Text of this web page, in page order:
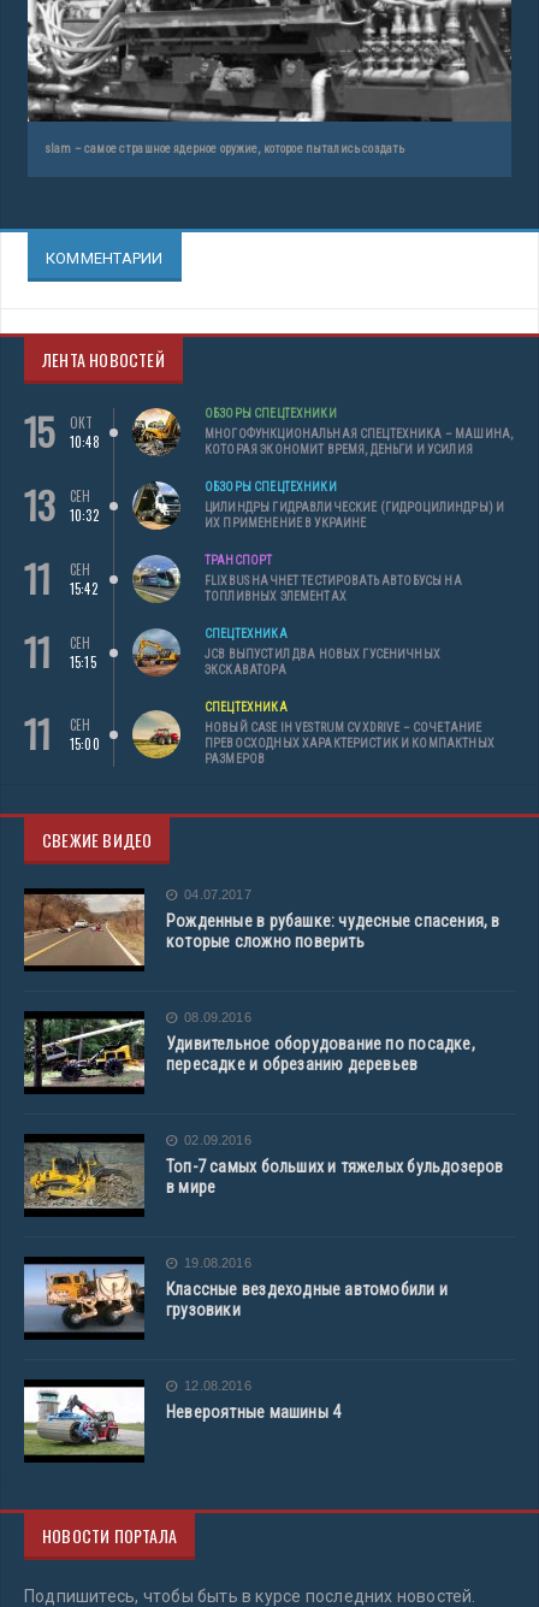
slam – самое страшное ядерное оружие, которое пытались создать
КОММЕНТАРИИ
ЛЕНТА НОВОСТЕЙ
15
ОКТ
10:48
ОБЗОРЫ СПЕЦТЕХНИКИ
МНОГОФУНКЦИОНАЛЬНАЯ СПЕЦТЕХНИКА – МАШИНА,
КОТОРАЯ ЭКОНОМИТ ВРЕМЯ, ДЕНЬГИ И УСИЛИЯ
13
СЕН
10:32
ОБЗОРЫ СПЕЦТЕХНИКИ
ЦИЛИНДРЫ ГИДРАВЛИЧЕСКИЕ (ГИДРОЦИЛИНДРЫ) И
ИХ ПРИМЕНЕНИЕ В УКРАИНЕ
11
СЕН
15:42
ТРАНСПОРТ
FLIXBUS НАЧНЕТ ТЕСТИРОВАТЬ АВТОБУСЫ НА
ТОПЛИВНЫХ ЭЛЕМЕНТАХ
11
СЕН
15:15
СПЕЦТЕХНИКА
JCB ВЫПУСТИЛ ДВА НОВЫХ ГУСЕНИЧНЫХ
ЭКСКАВАТОРА
11
СЕН
15:00
СПЕЦТЕХНИКА
НОВЫЙ CASE IH VESTRUM CVXDRIVE – СОЧЕТАНИЕ
ПРЕВОСХОДНЫХ ХАРАКТЕРИСТИК И КОМПАКТНЫХ
РАЗМЕРОВ
СВЕЖИЕ ВИДЕО
04.07.2017
Рожденные в рубашке: чудесные спасения, в
которые сложно поверить
08.09.2016
Удивительное оборудование по посадке,
пересадке и обрезанию деревьев
02.09.2016
Топ-7 самых больших и тяжелых бульдозеров
в мире
19.08.2016
Классные вездеходные автомобили и
грузовики
12.08.2016
Невероятные машины 4
НОВОСТИ ПОРТАЛА
Подпишитесь, чтобы быть в курсе последних новостей.